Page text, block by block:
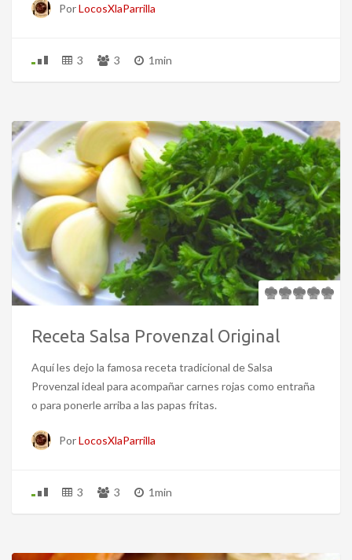
PorLocosXlaParrilla
3 3 1min
Receta Salsa Provenzal Original
Aquí les dejo la famosa receta tradicional de Salsa
Provenzal ideal para acompañar carnes rojas como entraña
o para ponerle arriba a las papas fritas.
PorLocosXlaParrilla
3 3 1min